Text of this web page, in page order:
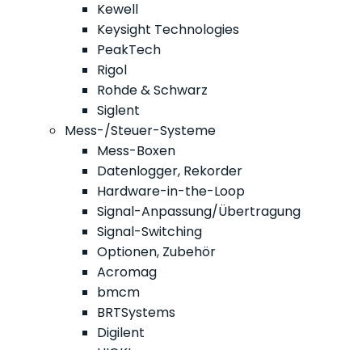
Kewell
Keysight Technologies
PeakTech
Rigol
Rohde & Schwarz
Siglent
Mess-/Steuer-Systeme
Mess-Boxen
Datenlogger, Rekorder
Hardware-in-the-Loop
Signal-Anpassung/Übertragung
Signal-Switching
Optionen, Zubehör
Acromag
bmcm
BRTSystems
Digilent